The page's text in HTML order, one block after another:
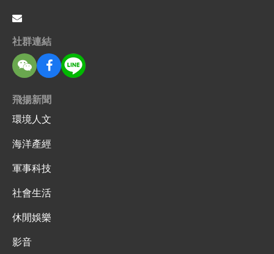
社群連結
飛揚新聞
環境人文
海洋產經
軍事科技
社會生活
休閒娛樂
影音